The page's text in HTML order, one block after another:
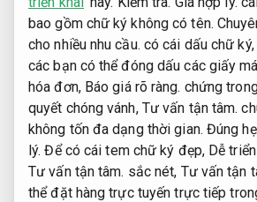
bao gồm chữ ký không có tên.
cho nhiều nhu cầu. có cái dấu chữ ký,
các bạn có thể đóng dấu các giấy
hóa đơn, Báo giá rõ ràng. chứng
quyết chóng vánh, Tư vấn tận tâm.
không tốn đa dạng thời gian. Đúng
lý. Để có cái tem chữ ký đẹp, Dễ
Tư vấn tận tâm. sắc nét, Tư vấn tận
thể đặt hàng trực tuyến trực tiếp